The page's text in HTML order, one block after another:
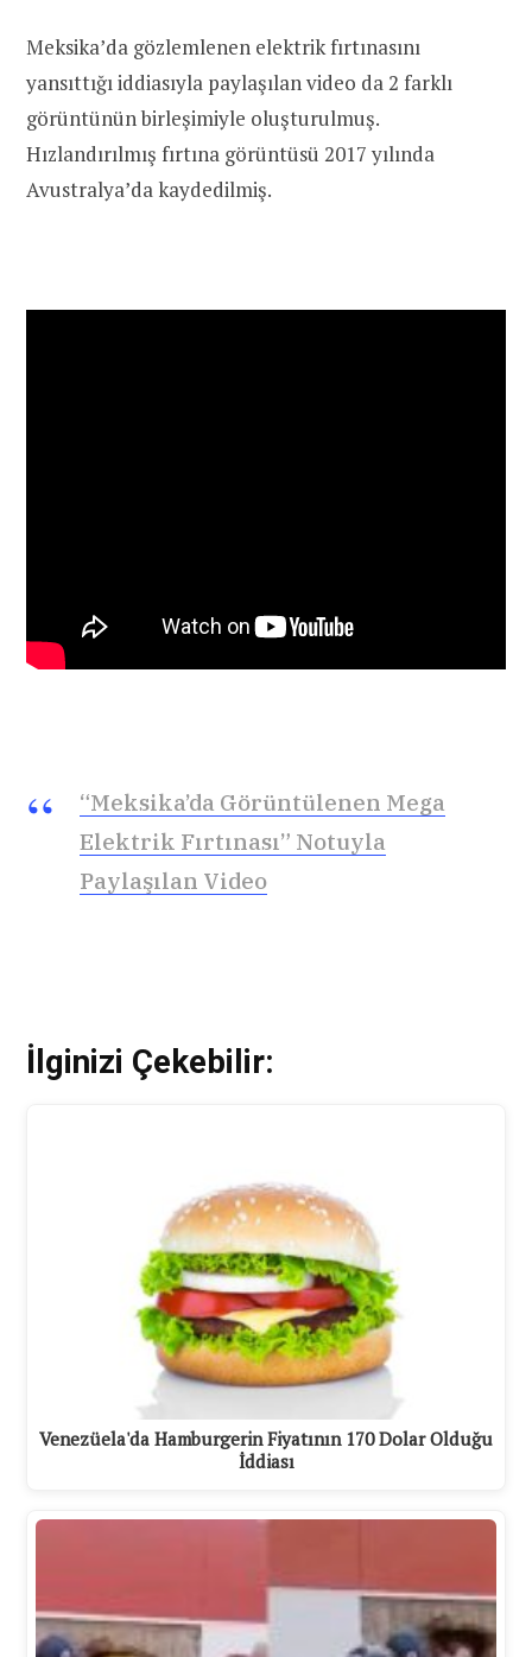
Meksika’da gözlemlenen elektrik fırtınasını
yansıttığı iddiasıyla paylaşılan video da 2 farklı
görüntünün birleşimiyle oluşturulmuş.
Hızlandırılmış fırtına görüntüsü 2017 yılında
Avustralya’da kaydedilmiş.
“Meksika’da Görüntülenen Mega
Elektrik Fırtınası” Notuyla
Paylaşılan Video
İlginizi Çekebilir:
Venezüela'da Hamburgerin Fiyatının 170 Dolar Olduğu
İddiası